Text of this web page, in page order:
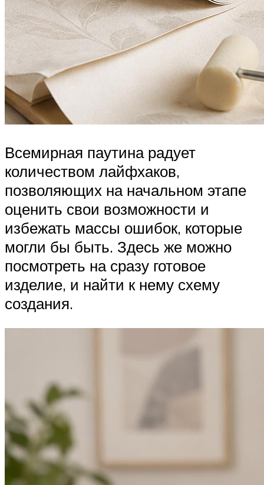
Всемирная паутина радует
количеством лайфхаков,
позволяющих на начальном этапе
оценить свои возможности и
избежать массы ошибок, которые
могли бы быть. Здесь же можно
посмотреть на сразу готовое
изделие, и найти к нему схему
создания.